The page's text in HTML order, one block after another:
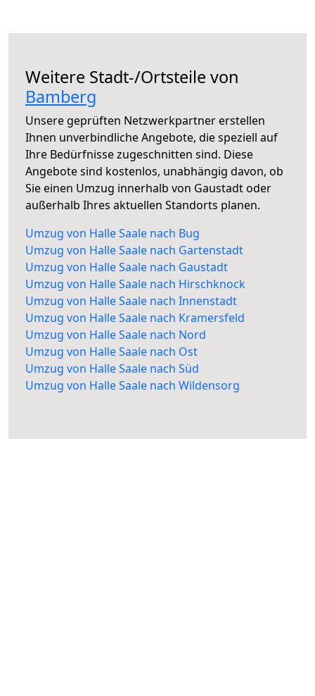
Weitere Stadt-/Ortsteile von
Bamberg
Unsere geprüften Netzwerkpartner erstellen
Ihnen unverbindliche Angebote, die speziell auf
Ihre Bedürfnisse zugeschnitten sind. Diese
Angebote sind kostenlos, unabhängig davon, ob
Sie einen Umzug innerhalb von Gaustadt oder
außerhalb Ihres aktuellen Standorts planen.
Umzug von Halle Saale nach Bug
Umzug von Halle Saale nach Gartenstadt
Umzug von Halle Saale nach Gaustadt
Umzug von Halle Saale nach Hirschknock
Umzug von Halle Saale nach Innenstadt
Umzug von Halle Saale nach Kramersfeld
Umzug von Halle Saale nach Nord
Umzug von Halle Saale nach Ost
Umzug von Halle Saale nach Süd
Umzug von Halle Saale nach Wildensorg